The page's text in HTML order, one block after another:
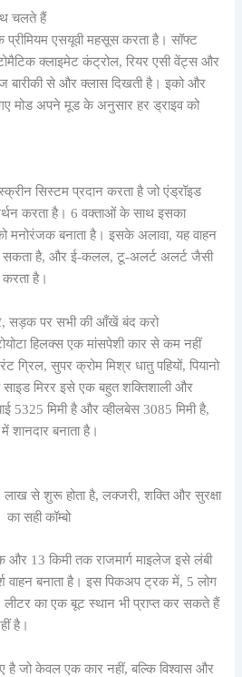
चलते हैं
प्रीमियम एसयूवी महसूस करता है। सॉफ्ट
क्लाइमेट कंट्रोल, रियर एसी वेंट्स और
बारीकी से और क्लास दिखती है। इको और
गए मोड अपने मूड के अनुसार हर ड्राइव को
सिस्टम प्रदान करता है जो एंड्रॉइड
करता है। 6 वक्ताओं के साथ इसका
मनोरंजक बनाता है। इसके अलावा, यह वाहन
सकता है, और ई-कलल, टू-अलर्ट अलर्ट जैसी
करता है।
सड़क पर सभी की आँखें बंद करो
हिलक्स एक मांसपेशी कार से कम नहीं
सुपर क्रोम मिश्र धातु पहियों, पियानो
मिरर इसे एक बहुत शक्तिशाली और
मिमी है और व्हीलबेस 3085 मिमी है,
बनाता है।
13 किमी तक राजमार्ग माइलेज इसे लंबी
वाहन बनाता है। इस पिकअप ट्रक में, 5 लोग
का एक बूट स्थान भी प्राप्त कर सकते हैं
है।
है जो केवल एक कार नहीं, बल्कि विश्वास और